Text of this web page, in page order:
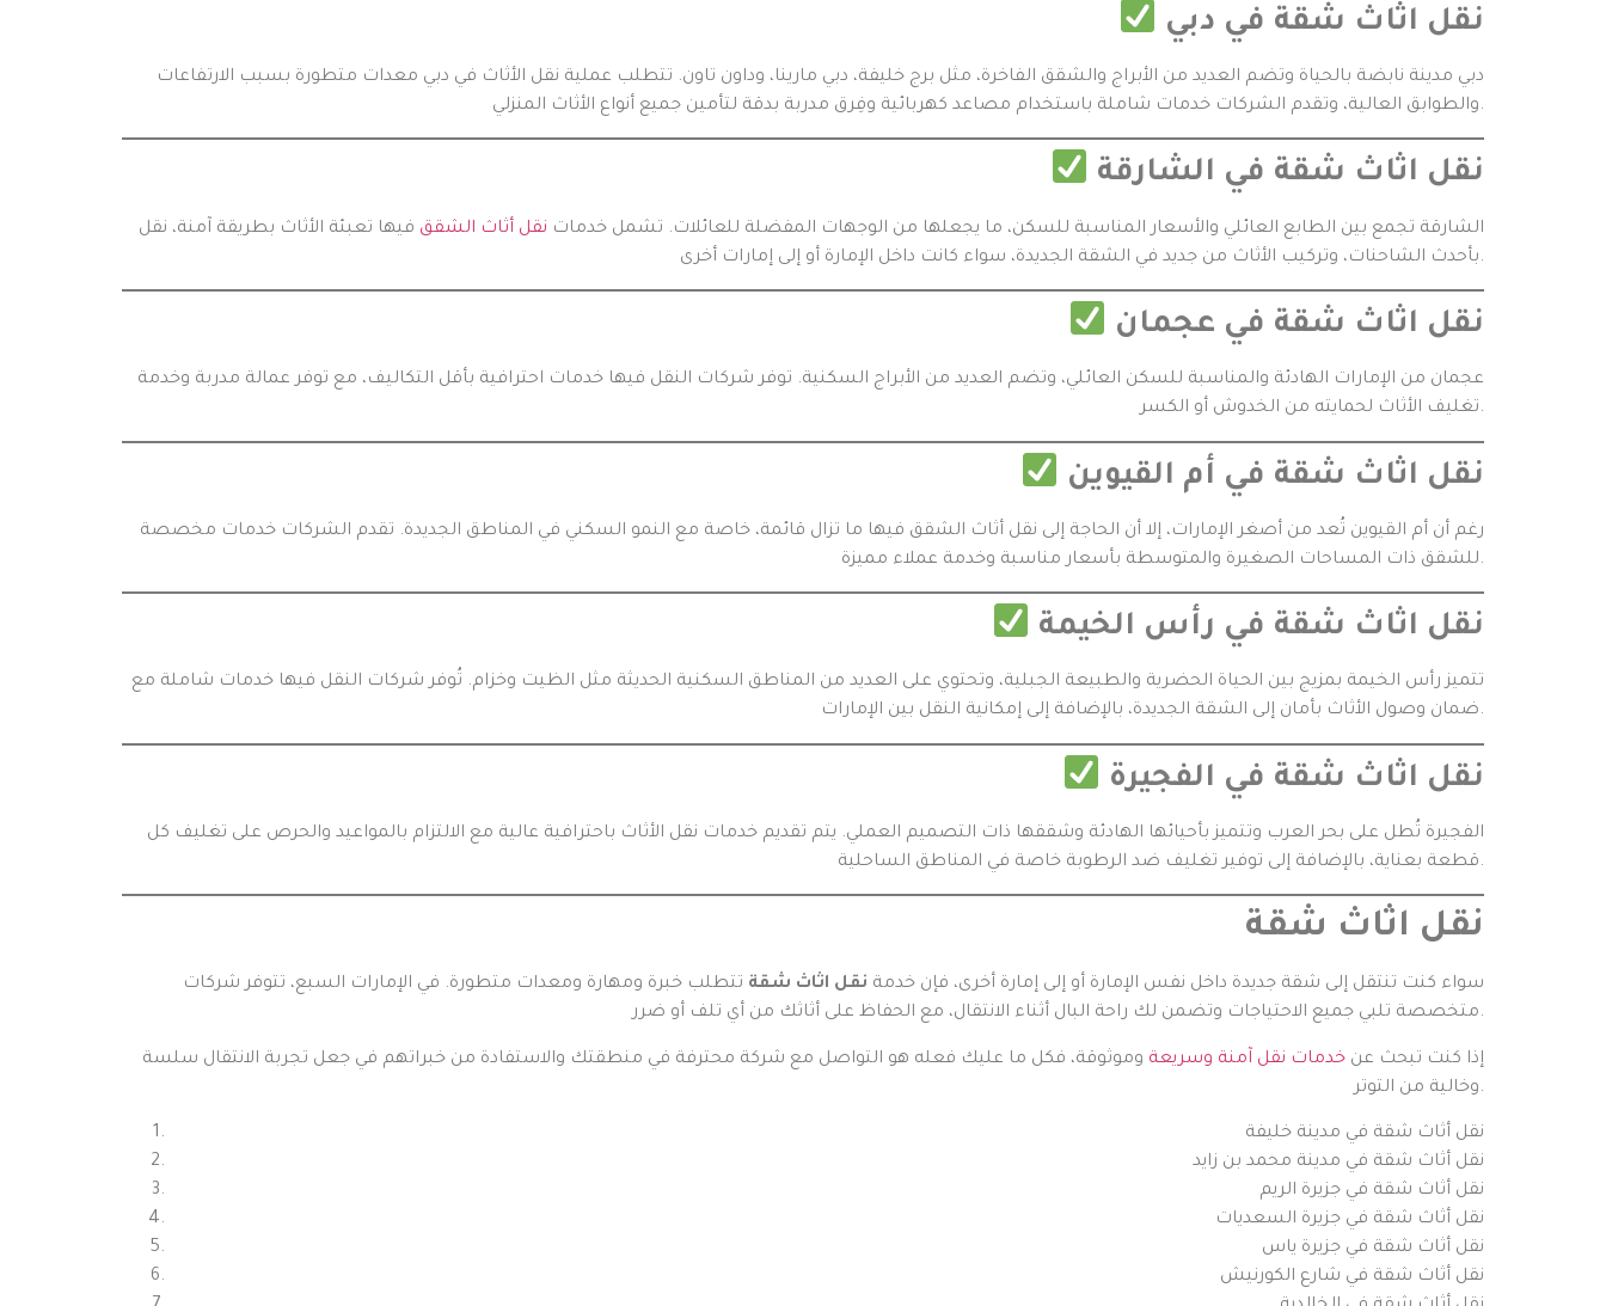
نقل اثاث شقة في دبي
دبي مدينة نابضة بالحياة وتضم العديد من الأبراج والشقق الفاخرة، مثل برج خليفة، دبي مارينا، وداون تاون. تتطلب عملية نقل الأثاث في دبي معدات متطورة بسبب الارتفاعات
والطوابق العالية، وتقدم الشركات خدمات شاملة باستخدام مصاعد كهربائية وفِرق مدربة بدقة لتأمين جميع أنواع الأثاث المنزلي.
نقل اثاث شقة في الشارقة
الشارقة تجمع بين الطابع العائلي والأسعار المناسبة للسكن، ما يجعلها من الوجهات المفضلة للعائلات. تشمل خدمات نقل أثاث الشقق فيها تعبئة الأثاث بطريقة آمنة، نقل
بأحدث الشاحنات، وتركيب الأثاث من جديد في الشقة الجديدة، سواء كانت داخل الإمارة أو إلى إمارات أخرى.
نقل اثاث شقة في عجمان
عجمان من الإمارات الهادئة والمناسبة للسكن العائلي، وتضم العديد من الأبراج السكنية. توفر شركات النقل فيها خدمات احترافية بأقل التكاليف، مع توفر عمالة مدربة وخدمة
تغليف الأثاث لحمايته من الخدوش أو الكسر.
نقل اثاث شقة في أم القيوين
رغم أن أم القيوين تُعد من أصغر الإمارات، إلا أن الحاجة إلى نقل أثاث الشقق فيها ما تزال قائمة، خاصة مع النمو السكني في المناطق الجديدة. تقدم الشركات خدمات مخصصة
للشقق ذات المساحات الصغيرة والمتوسطة بأسعار مناسبة وخدمة عملاء مميزة.
نقل اثاث شقة في رأس الخيمة
تتميز رأس الخيمة بمزيج بين الحياة الحضرية والطبيعة الجبلية، وتحتوي على العديد من المناطق السكنية الحديثة مثل الظيت وخزام. تُوفر شركات النقل فيها خدمات شاملة مع
ضمان وصول الأثاث بأمان إلى الشقة الجديدة، بالإضافة إلى إمكانية النقل بين الإمارات.
نقل اثاث شقة في الفجيرة
الفجيرة تُطل على بحر العرب وتتميز بأحيائها الهادئة وشققها ذات التصميم العملي. يتم تقديم خدمات نقل الأثاث باحترافية عالية مع الالتزام بالمواعيد والحرص على تغليف كل
قطعة بعناية، بالإضافة إلى توفير تغليف ضد الرطوبة خاصة في المناطق الساحلية.
نقل اثاث شقة
سواء كنت تنتقل إلى شقة جديدة داخل نفس الإمارة أو إلى إمارة أخرى، فإن خدمة نقل اثاث شقة تتطلب خبرة ومهارة ومعدات متطورة. في الإمارات السبع، تتوفر شركات
متخصصة تلبي جميع الاحتياجات وتضمن لك راحة البال أثناء الانتقال، مع الحفاظ على أثاثك من أي تلف أو ضرر.
إذا كنت تبحث عن خدمات نقل آمنة وسريعة وموثوقة، فكل ما عليك فعله هو التواصل مع شركة محترفة في منطقتك والاستفادة من خبراتهم في جعل تجربة الانتقال سلسة
وخالية من التوتر.
نقل أثاث شقة في مدينة خليفة
نقل أثاث شقة في مدينة محمد بن زايد
نقل أثاث شقة في جزيرة الريم
نقل أثاث شقة في جزيرة السعديات
نقل أثاث شقة في جزيرة ياس
نقل أثاث شقة في شارع الكورنيش